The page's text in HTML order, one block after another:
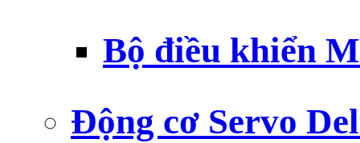
Bộ điều khiển
Động cơ Servo